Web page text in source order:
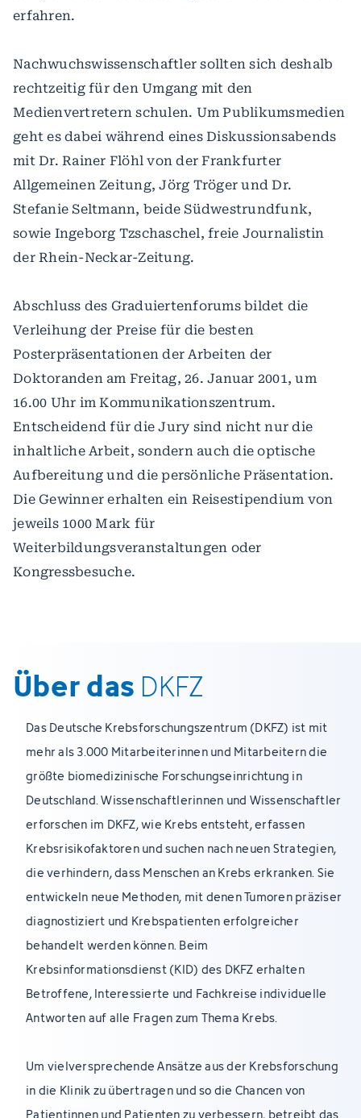
erfahren.
Nachwuchswissenschaftler sollten sich deshalb
rechtzeitig für den Umgang mit den
Medienvertretern schulen. Um Publikumsmedien
geht es dabei während eines Diskussionsabends
mit Dr. Rainer Flöhl von der Frankfurter
Allgemeinen Zeitung, Jörg Tröger und Dr.
Stefanie Seltmann, beide Südwestrundfunk,
sowie Ingeborg Tzschaschel, freie Journalistin
der Rhein-Neckar-Zeitung.
Abschluss des Graduiertenforums bildet die
Verleihung der Preise für die besten
Posterpräsentationen der Arbeiten der
Doktoranden am Freitag, 26. Januar 2001, um
16.00 Uhr im Kommunikationszentrum.
Entscheidend für die Jury sind nicht nur die
inhaltliche Arbeit, sondern auch die optische
Aufbereitung und die persönliche Präsentation.
Die Gewinner erhalten ein Reisestipendium von
jeweils 1000 Mark für
Weiterbildungsveranstaltungen oder
Kongressbesuche.
Über das DKFZ
Das Deutsche Krebsforschungszentrum (DKFZ) ist mit
mehr als 3.000 Mitarbeiterinnen und Mitarbeitern die
größte biomedizinische Forschungseinrichtung in
Deutschland. Wissenschaftlerinnen und Wissenschaftler
erforschen im DKFZ, wie Krebs entsteht, erfassen
Krebsrisikofaktoren und suchen nach neuen Strategien,
die verhindern, dass Menschen an Krebs erkranken. Sie
entwickeln neue Methoden, mit denen Tumoren präziser
diagnostiziert und Krebspatienten erfolgreicher
behandelt werden können. Beim
Krebsinformationsdienst (KID) des DKFZ erhalten
Betroffene, Interessierte und Fachkreise individuelle
Antworten auf alle Fragen zum Thema Krebs.
Um vielversprechende Ansätze aus der Krebsforschung
in die Klinik zu übertragen und so die Chancen von